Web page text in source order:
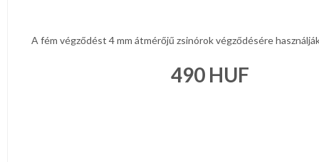
A fém végződést 4 mm átmérőjű zsinórok végződésére
490HUF